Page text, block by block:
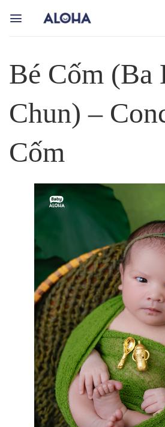
qua
dung
Bé Cốm (Ba
Chun) –
Cốm